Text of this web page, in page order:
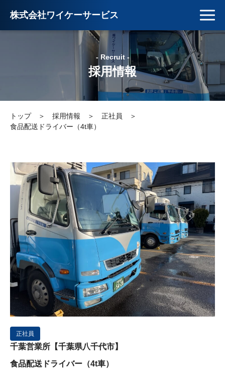
株式会社ワイケーサービス
- Recruit -
採用情報
トップ ＞ 採用情報 ＞ 正社員
＞
食品配送ドライバー（4t車）
正社員
千葉営業所【千葉県八千代市】
食品配送ドライバー（4t車）